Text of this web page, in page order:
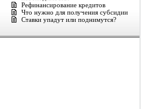
Рефинансирование кредитов
Что нужно для получения субсидии
Ставки упадут или поднимутся?